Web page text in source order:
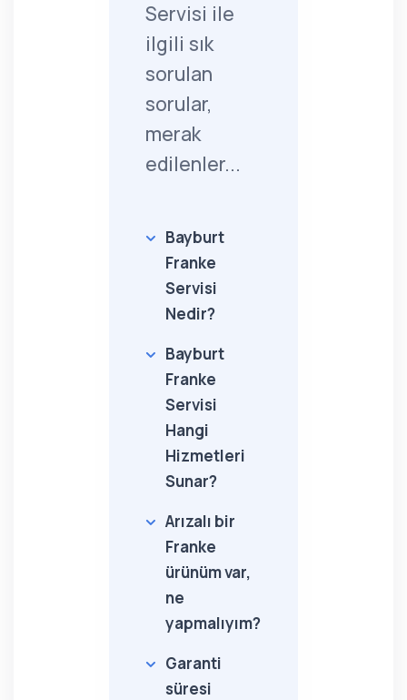
Servisi ile
ilgili sık
sorulan
sorular,
merak
edilenler...
Bayburt
Franke
Servisi
Nedir?
Bayburt
Franke
Servisi
Hangi
Hizmetleri
Sunar?
Arızalı bir
Franke
ürünüm var,
ne
yapmalıyım?
Garanti
süresi